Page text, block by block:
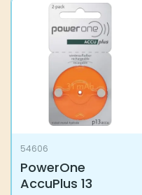
54606
PowerOne
AccuPlus 13